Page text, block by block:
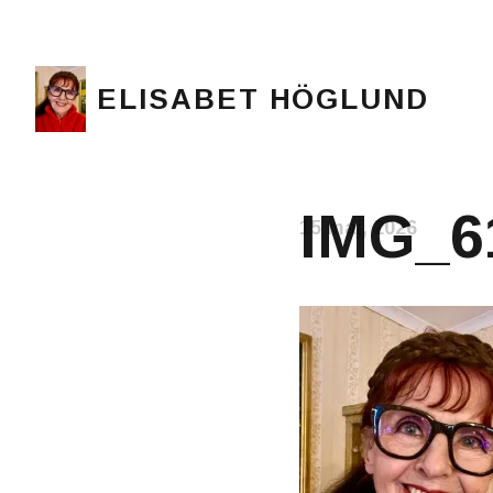
ELISABET HÖGLUND
15 maj, 2026